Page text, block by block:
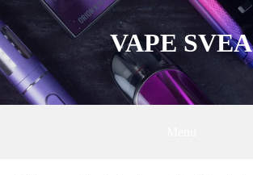
to
content
VAPE SVEA